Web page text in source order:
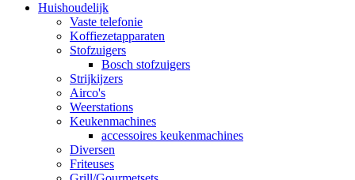
Huishoudelijk
Vaste telefonie
Koffiezetapparaten
Stofzuigers
Bosch stofzuigers
Strijkijzers
Airco's
Weerstations
Keukenmachines
accessoires keukenmachines
Diversen
Friteuses